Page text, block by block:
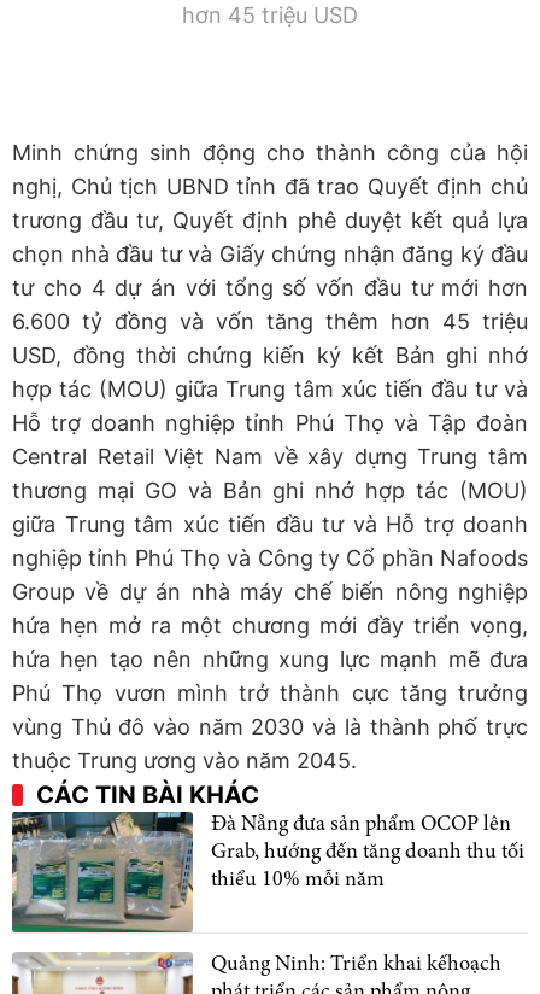
hơn 45 triệu USD
Minh chứng sinh động cho thành công của hội
nghị, Chủ tịch UBND tỉnh đã trao Quyết định chủ
trương đầu tư, Quyết định phê duyệt kết quả lựa
chọn nhà đầu tư và Giấy chứng nhận đăng ký đầu
tư cho 4 dự án với tổng số vốn đầu tư mới hơn
6.600 tỷ đồng và vốn tăng thêm hơn 45 triệu
USD, đồng thời chứng kiến ký kết Bản ghi nhớ
hợp tác (MOU) giữa Trung tâm xúc tiến đầu tư và
Hỗ trợ doanh nghiệp tỉnh Phú Thọ và Tập đoàn
Central Retail Việt Nam về xây dựng Trung tâm
thương mại GO và Bản ghi nhớ hợp tác (MOU)
giữa Trung tâm xúc tiến đầu tư và Hỗ trợ doanh
nghiệp tỉnh Phú Thọ và Công ty Cổ phần Nafoods
Group về dự án nhà máy chế biến nông nghiệp
hứa hẹn mở ra một chương mới đầy triển vọng,
hứa hẹn tạo nên những xung lực mạnh mẽ đưa
Phú Thọ vươn mình trở thành cực tăng trưởng
vùng Thủ đô vào năm 2030 và là thành phố trực
thuộc Trung ương vào năm 2045.
CÁC TIN BÀI KHÁC
Đà Nẵng đưa sản phẩm OCOP lên
Grab, hướng đến tăng doanh thu tối
thiểu 10% mỗi năm
Quảng Ninh: Triển khai kếhoạch